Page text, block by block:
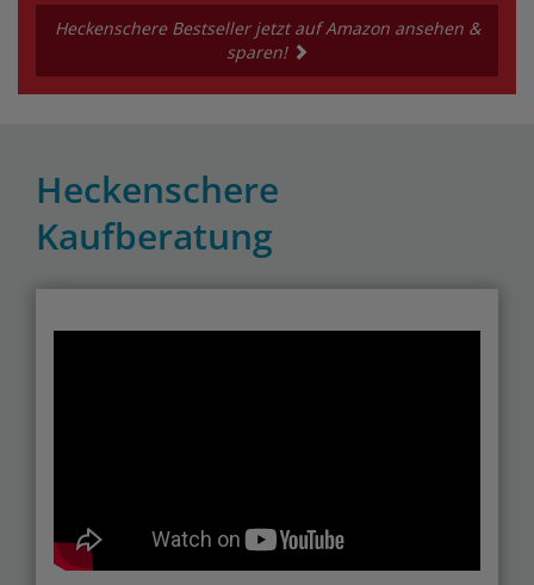
Heckenschere Bestseller jetzt auf Amazon ansehen &
sparen!
Heckenschere
Kaufberatung